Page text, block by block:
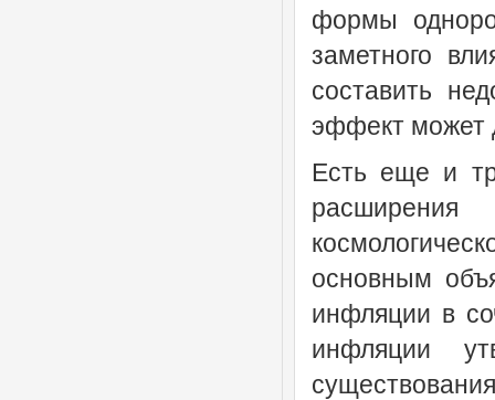
формы
заметного
составить
эффект может
Есть еще и
основным
инфляции в
инфляции